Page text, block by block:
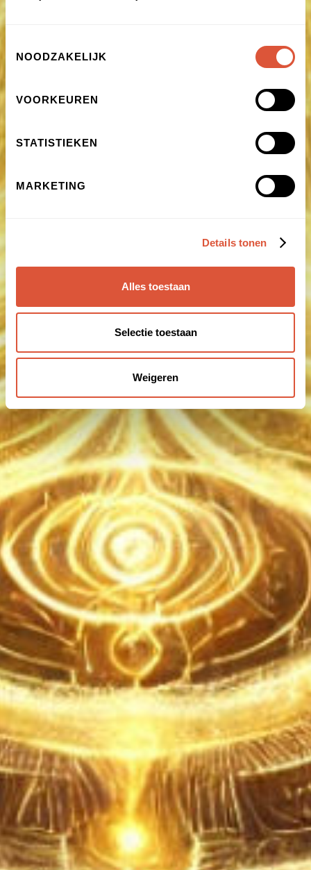
NOODZAKELIJK
VOORKEUREN
STATISTIEKEN
MARKETING
Details tonen
Alles toestaan
Selectie toestaan
Weigeren